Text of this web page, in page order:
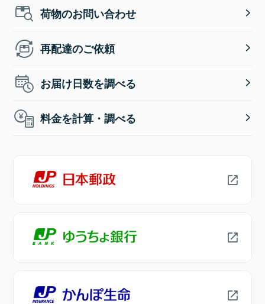
荷物のお問い合わせ
再配達のご依頼
お届け日数を調べる
料金を計算・調べる